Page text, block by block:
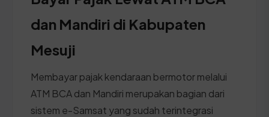
dan Mandiri di Kabupaten
Mesuji
Membayar pajak kendaraan bermotor melalui
ATM BCA dan Mandiri merupakan bagian dari
sistem e-Samsat yang sudah terintegrasi